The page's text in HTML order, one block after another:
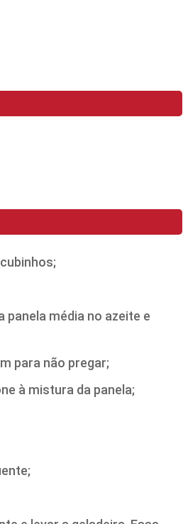
panela média no azeite e
para não pregar;
à mistura da panela;